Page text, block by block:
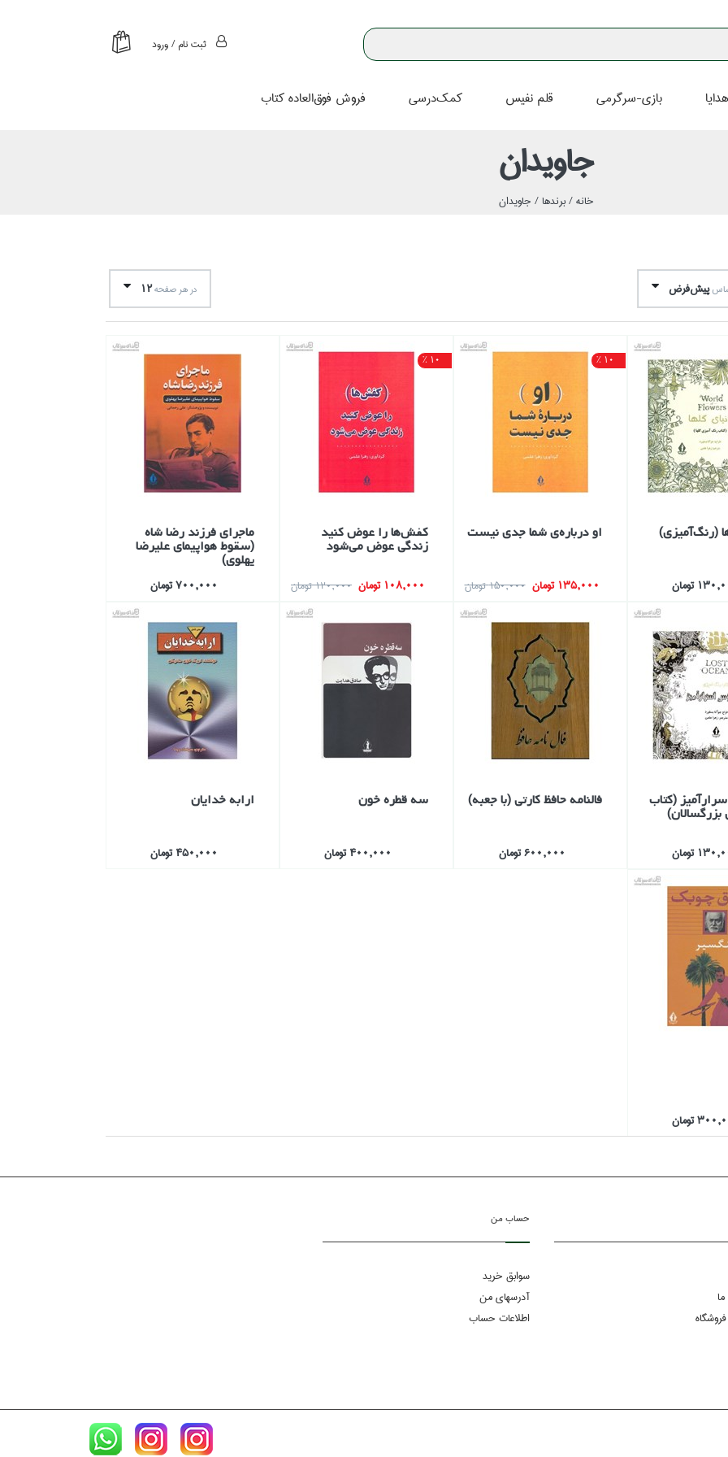
ثبت نام / ورود
بازي-سرگرمي قلم نفيس كمك‌درسي فروش فوق‌العاده كتاب
جاويدان
خانه /برندها / جاويدان
پيش‌فرض در هر صفحه12
(رنگ‌آميزي)
تومان
10 %
او درباره‌ي شما جدي نيست
135,000 تومان 150,000 تومان
10 %
كفش‌ها‌ را عوض كنيد
زندگي عوض مي‌شود
108,000 تومان
120,000 تومان
ماجراي فرزند رضا شاه
(سقوط هواپيماي عليرضا
پهلوي)
700,000 تومان
(كتاب
تومان
فالنامه حافظ كارتي (با جعبه)
600,000 تومان
سه قطره خون
400,000 تومان
ارابه خدايان
450,000 تومان
تومان
حساب من
سوابق خرید
آدرسهای من
اطلاعات حساب